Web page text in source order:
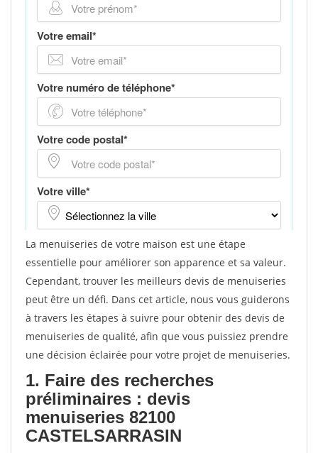
La menuiseries de votre maison est une étape
essentielle pour améliorer son apparence et sa valeur.
Cependant, trouver les meilleurs devis de menuiseries
peut être un défi. Dans cet article, nous vous guiderons
à travers les étapes à suivre pour obtenir des devis de
menuiseries de qualité, afin que vous puissiez prendre
une décision éclairée pour votre projet de menuiseries.
1. Faire des recherches
préliminaires : devis
menuiseries 82100
CASTELSARRASIN